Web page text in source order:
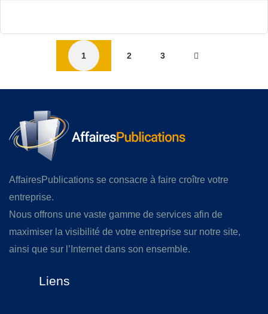
1 2 3
AffairesPublications se consacre à faire croître votre
entreprise.
Nous offrons une vaste gamme de services afin de
maximiser la visibilité de votre entreprise sur notre site,
ainsi que sur l’Internet dans son ensemble.
Liens